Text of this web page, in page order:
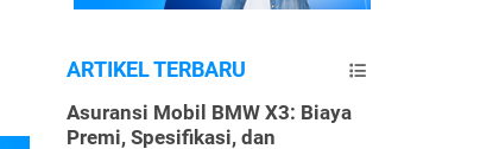
ARTIKEL TERBARU
Asuransi Mobil BMW X3: Biaya
Premi, Spesifikasi, dan